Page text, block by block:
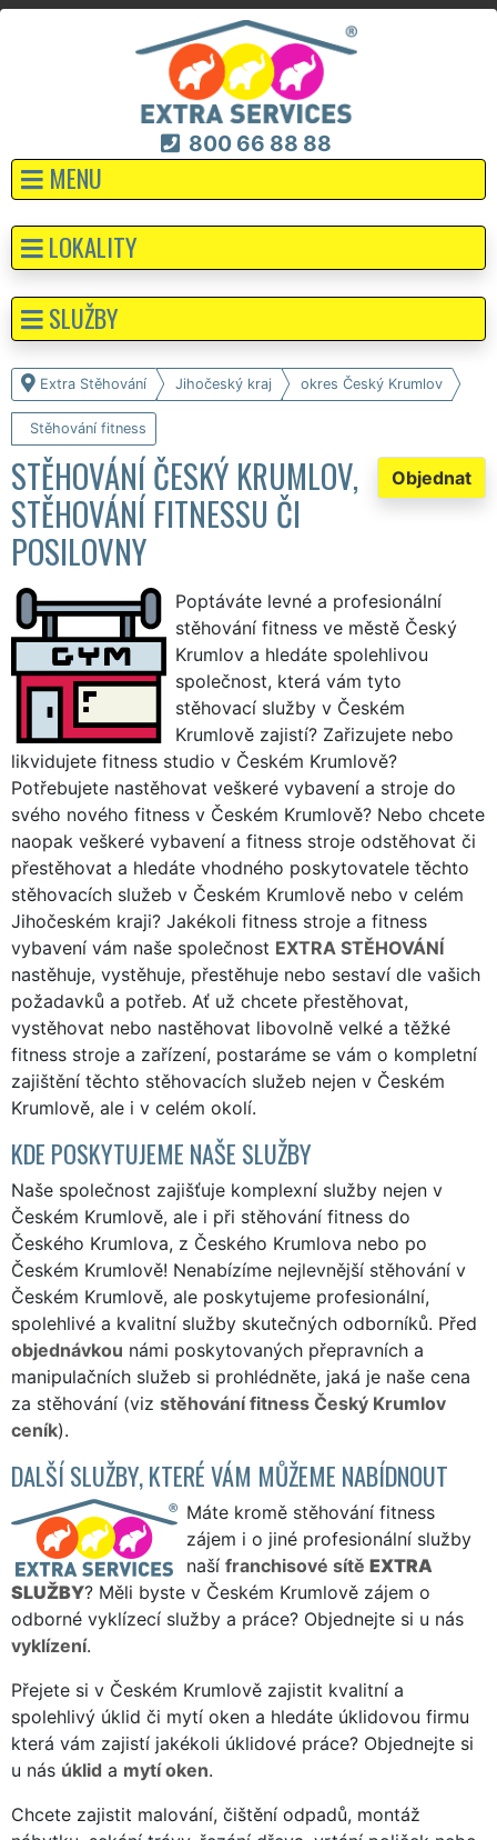
800 66 88 88
MENU
Extra Stěhování Jihočeský kraj okres Český Krumlov
Stěhování fitness
Objednat
STĚHOVÁNÍ ČESKÝ KRUMLOV,
STĚHOVÁNÍ FITNESSU ČI
POSILOVNY
Poptáváte levné a profesionální
stěhování fitness ve městě Český
Krumlov a hledáte spolehlivou
společnost, která vám tyto
stěhovací služby v Českém
Krumlově zajistí? Zařizujete nebo
likvidujete fitness studio v Českém Krumlově?
Potřebujete nastěhovat veškeré vybavení a stroje do
svého nového fitness v Českém Krumlově? Nebo chcete
naopak veškeré vybavení a fitness stroje odstěhovat či
přestěhovat a hledáte vhodného poskytovatele těchto
stěhovacích služeb v Českém Krumlově nebo v celém
Jihočeském kraji? Jakékoli fitness stroje a fitness
vybavení vám naše společnost EXTRA STĚHOVÁNÍ
nastěhuje, vystěhuje, přestěhuje nebo sestaví dle vašich
požadavků a potřeb. Ať už chcete přestěhovat,
vystěhovat nebo nastěhovat libovolně velké a těžké
fitness stroje a zařízení, postaráme se vám o kompletní
zajištění těchto stěhovacích služeb nejen v Českém
Krumlově, ale i v celém okolí.
KDE POSKYTUJEME NAŠE SLUŽBY
Naše společnost zajišťuje komplexní služby nejen v
Českém Krumlově, ale i při stěhování fitness do
Českého Krumlova, z Českého Krumlova nebo po
Českém Krumlově! Nenabízíme nejlevnější stěhování v
Českém Krumlově, ale poskytujeme profesionální,
spolehlivé a kvalitní služby skutečných odborníků. Před
objednávkou námi poskytovaných přepravních a
manipulačních služeb si prohlédněte, jaká je naše cena
za stěhování (viz stěhování fitness Český Krumlov
ceník).
DALŠÍ SLUŽBY, KTERÉ VÁM MŮŽEME NABÍDNOUT
Máte kromě stěhování fitness
zájem i o jiné profesionální služby
naší franchisové sítě EXTRA
SLUŽBY? Měli byste v Českém Krumlově zájem o
odborné vyklízecí služby a práce? Objednejte si u nás
vyklízení.
Přejete si v Českém Krumlově zajistit kvalitní a
spolehlivý úklid či mytí oken a hledáte úklidovou firmu
která vám zajistí jakékoli úklidové práce? Objednejte si
u nás úklid a mytí oken.
Chcete zajistit malování, čištění odpadů, montáž
LOKALITY
SLUŽBY